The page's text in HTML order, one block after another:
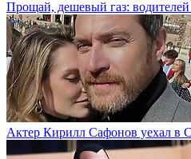
Прощай, дешевый газ:
Актер Кирилл Сафонов уехал в